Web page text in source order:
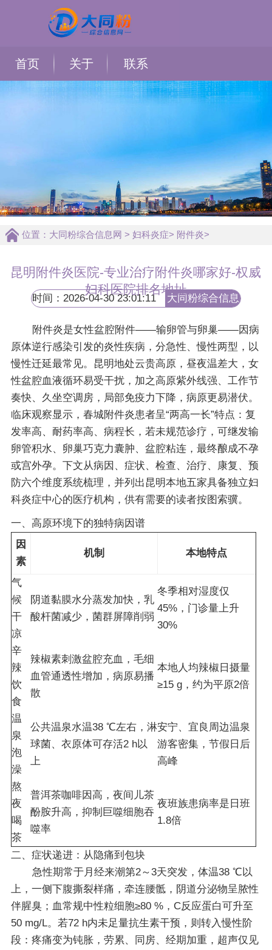
首页 关于 联系
位置： 大同粉综合信息网 > 妇科炎症> 附件炎>
昆明附件炎医院-专业治疗附件炎哪家好-权威
妇科医院排名地址
时间：2026-04-30 23:01:11
大同粉综合信息
附件炎是女性盆腔附件——输卵管与卵巢——因病
原体逆行感染引发的炎性疾病，分急性、慢性两型，以
慢性迁延最常见。昆明地处云贵高原，昼夜温差大，女
性盆腔血液循环易受干扰，加之高原紫外线强、工作节
奏快、久坐空调房，局部免疫力下降，病原更易潜伏。
临床观察显示，春城附件炎患者呈“两高一长”特点：复
发率高、耐药率高、病程长，若未规范诊疗，可继发输
卵管积水、卵巢巧克力囊肿、盆腔粘连，最终酿成不孕
或宫外孕。下文从病因、症状、检查、治疗、康复、预
防六个维度系统梳理，并列出昆明本地五家具备独立妇
科炎症中心的医疗机构，供有需要的读者按图索骥。
一、高原环境下的独特病因谱
因
素
机制 本地特点
气
候
干
凉
阴道黏膜水分蒸发加快，乳
酸杆菌减少，菌群屏障削弱
冬季相对湿度仅
45%，门诊量上升
30%
辛
辣
饮
食
辣椒素刺激盆腔充血，毛细
血管通透性增加，病原易播
散
本地人均辣椒日摄量
≥15 g，约为平原2倍
温
泉
泡
澡
公共温泉水温38 ℃左右，淋
球菌、衣原体可存活2 h以
上
安宁、宜良周边温泉
游客密集，节假日后
高峰
熬
夜
喝
茶
普洱茶咖啡因高，夜间儿茶
酚胺升高，抑制巨噬细胞吞
噬率
夜班族患病率是日班
1.8倍
二、症状递进：从隐痛到包块
急性期常于月经来潮第2～3天突发，体温38 ℃以
上，一侧下腹撕裂样痛，牵连腰骶，阴道分泌物呈脓性
伴腥臭；血常规中性粒细胞≥80 %，C反应蛋白可升至
50 mg/L。若72 h内未足量抗生素干预，则转入慢性阶
段：疼痛变为钝胀，劳累、同房、经期加重，超声仅见